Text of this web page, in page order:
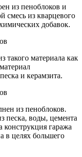
из пеноблоков и
смесь из кварцевого
добавок.
такого материала как
и керамзита.
из пеноблоков.
песка, воды, цемента
конструкция гаража
в целях большего